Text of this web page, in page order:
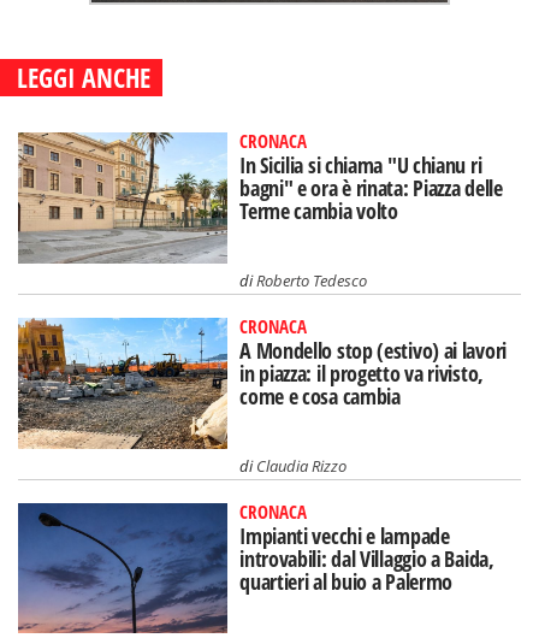
LEGGI ANCHE
CRONACA
In Sicilia si chiama "U chianu ri
bagni" e ora è rinata: Piazza delle
Terme cambia volto
diRoberto Tedesco
CRONACA
A Mondello stop (estivo) ai lavori
in piazza: il progetto va rivisto,
come e cosa cambia
diClaudia Rizzo
CRONACA
Impianti vecchi e lampade
introvabili: dal Villaggio a Baida,
quartieri al buio a Palermo